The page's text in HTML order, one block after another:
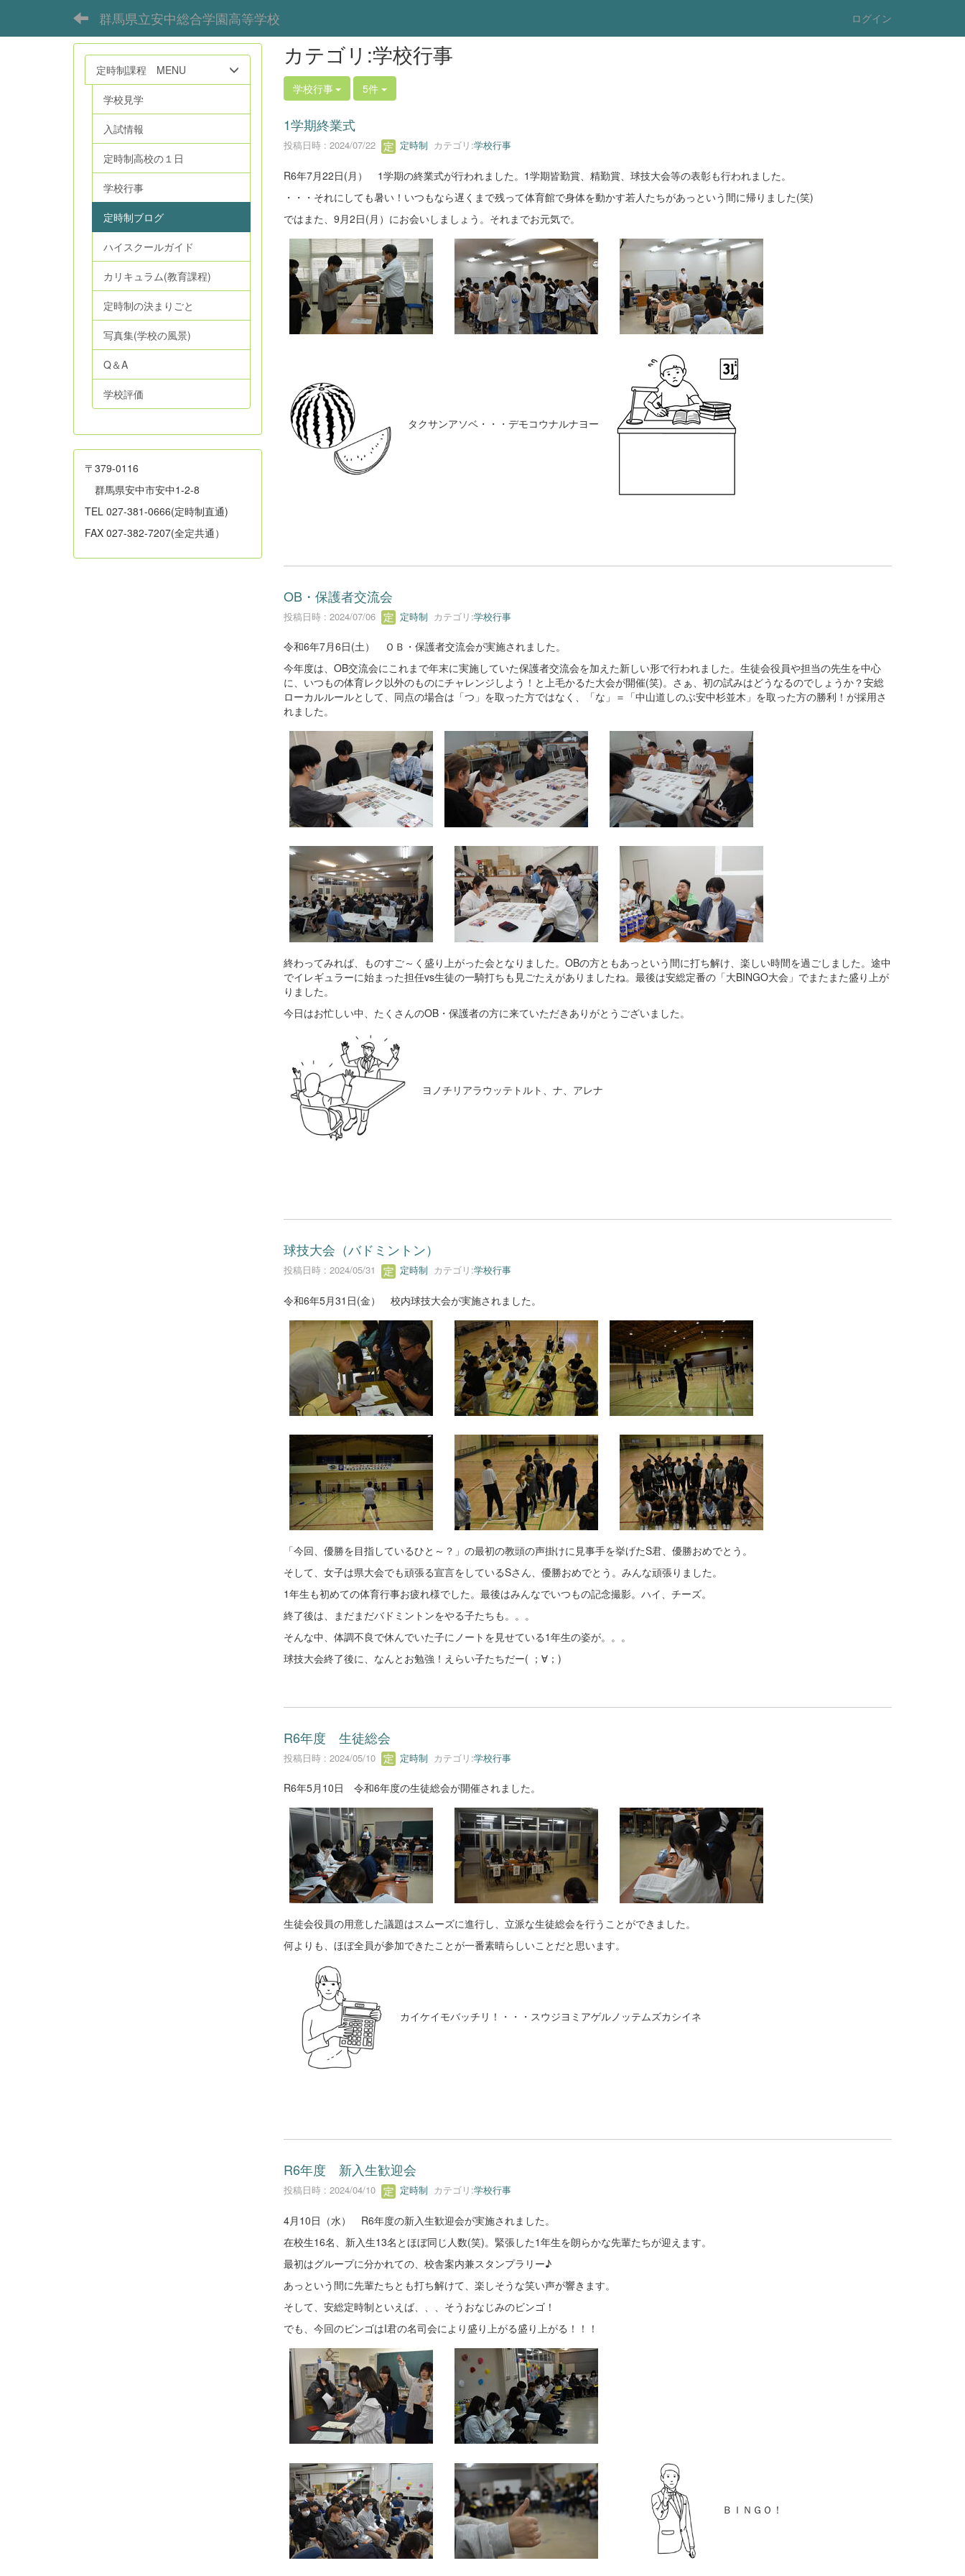
群馬県立安中総合学園高等学校 ログイン
カテゴリ:学校行事
学校行事 5件
1学期終業式
投稿日時 : 2024/07/22 定時制 カテゴリ:学校行事
R6年7月22日(月） 1学期の終業式が行われました。1学期皆勤賞、精勤賞、球技大会等の表彰も行われました。
・・・それにしても暑い！いつもなら遅くまで残って体育館で身体を動かす若人たちがあっという間に帰りました(笑)
ではまた、9月2日(月）にお会いしましょう。それまでお元気で。
タクサンアソベ・・・デモコウナルナヨー
OB・保護者交流会
投稿日時 : 2024/07/06 定時制 カテゴリ:学校行事
令和6年7月6日(土） ＯＢ・保護者交流会が実施されました。
今年度は、OB交流会にこれまで年末に実施していた保護者交流会を加えた新しい形で行われました。生徒会役員や担当の先生を中心
に、いつもの体育レク以外のものにチャレンジしよう！と上毛かるた大会が開催(笑)。さぁ、初の試みはどうなるのでしょうか？安総
ローカルルールとして、同点の場合は「つ」を取った方ではなく、「な」＝「中山道しのぶ安中杉並木」を取った方の勝利！が採用さ
れました。
終わってみれば、ものすご～く盛り上がった会となりました。OBの方ともあっという間に打ち解け、楽しい時間を過ごしました。途中
でイレギュラーに始まった担任vs生徒の一騎打ちも見ごたえがありましたね。最後は安総定番の「大BINGO大会」でまたまた盛り上が
りました。
今日はお忙しい中、たくさんのOB・保護者の方に来ていただきありがとうございました。
ヨノチリアラウッテトルト、ナ、アレナ
球技大会（バドミントン）
投稿日時 : 2024/05/31 定時制 カテゴリ:学校行事
令和6年5月31日(金） 校内球技大会が実施されました。
「今回、優勝を目指しているひと～？」の最初の教頭の声掛けに見事手を挙げたS君、優勝おめでとう。
そして、女子は県大会でも頑張る宣言をしているSさん、優勝おめでとう。みんな頑張りました。
1年生も初めての体育行事お疲れ様でした。最後はみんなでいつもの記念撮影。ハイ、チーズ。
終了後は、まだまだバドミントンをやる子たちも。。。
そんな中、体調不良で休んでいた子にノートを見せている1年生の姿が。。。
球技大会終了後に、なんとお勉強！えらい子たちだー( ；∀；)
R6年度 生徒総会
投稿日時 : 2024/05/10 定時制 カテゴリ:学校行事
R6年5月10日 令和6年度の生徒総会が開催されました。
生徒会役員の用意した議題はスムーズに進行し、立派な生徒総会を行うことができました。
何よりも、ほぼ全員が参加できたことが一番素晴らしいことだと思います。
カイケイモバッチリ！・・・スウジヨミアゲルノッテムズカシイネ
R6年度 新入生歓迎会
投稿日時 : 2024/04/10 定時制 カテゴリ:学校行事
4月10日（水） R6年度の新入生歓迎会が実施されました。
在校生16名、新入生13名とほぼ同じ人数(笑)。緊張した1年生を朗らかな先輩たちが迎えます。
最初はグループに分かれての、校舎案内兼スタンプラリー♪
あっという間に先輩たちとも打ち解けて、楽しそうな笑い声が響きます。
そして、安総定時制といえば、、、そうおなじみのビンゴ！
でも、今回のビンゴはI君の名司会により盛り上がる盛り上がる！！！
ＢＩＮＧＯ！
定時制課程 MENU
学校見学
入試情報
定時制高校の１日
学校行事
定時制ブログ
ハイスクールガイド
カリキュラム(教育課程)
定時制の決まりごと
写真集(学校の風景)
Q＆A
学校評価
〒379-0116
群馬県安中市安中1-2-8
TEL 027-381-0666(定時制直通)
FAX 027-382-7207(全定共通）